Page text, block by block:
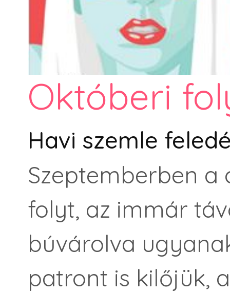
Októberi
Havi szemle
Szeptemberben a
folyt, az immár
búvárolva
patront is kilőjük,